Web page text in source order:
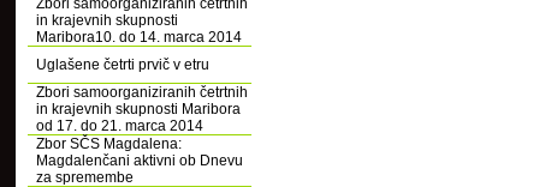
Zbori samoorganiziranih četrtnih
in krajevnih skupnosti
Maribora10. do 14. marca 2014
Uglašene četrti prvič v etru
Zbori samoorganiziranih četrtnih
in krajevnih skupnosti Maribora
od 17. do 21. marca 2014
Zbor SČS Magdalena:
Magdalenčani aktivni ob Dnevu
za spremembe